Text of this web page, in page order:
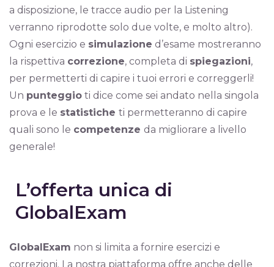
a disposizione, le tracce audio per la Listening
verranno riprodotte solo due volte, e molto altro).
Ogni esercizio e simulazione d’esame mostreranno
la rispettiva correzione, completa di spiegazioni,
per permetterti di capire i tuoi errori e correggerli!
Un punteggioti dice come sei andato nella singola
prova e le statistiche ti permetteranno di capire
quali sono le competenze da migliorare a livello
generale!
L’offerta unica di
GlobalExam
GlobalExam non si limita a fornire esercizi e
correzioni. La nostra piattaforma offre anche delle